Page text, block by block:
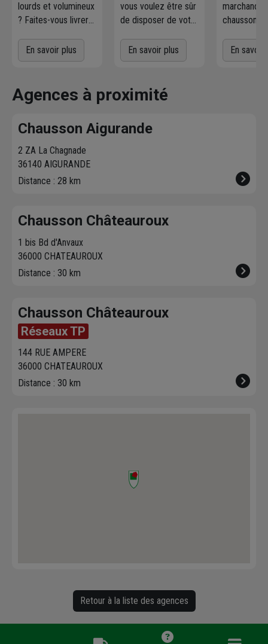
lourds et volumineux
? Faites-vous livrer
voulez! L'agence
Chausson qui
vous contacte pour
fixer le meilleur
livraison. Bonus :
Nous livrons jusqu'au
7ème étage.
En savoir plus
vous voulez être sûr
de disposer de votre
Commandez
directement les
dans votre agence
sur chausson.fr.
heure plus tard.
En savoir plus
l'agence
En savoir
Agences à proximité
Chausson Aigurande
2 ZA La Chagnade
36140 AIGURANDE
Distance : 28 km
Chausson Châteauroux
1 bis Bd d'Anvaux
36000 CHATEAUROUX
Distance : 30 km
Chausson Châteauroux
Réseaux TP
144 RUE AMPERE
36000 CHATEAUROUX
Distance : 30 km
Retour à la liste des agences